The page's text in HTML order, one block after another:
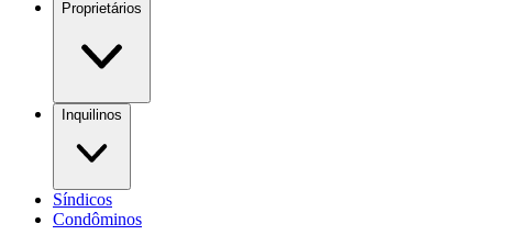
Proprietários
Inquilinos
Síndicos
Condôminos